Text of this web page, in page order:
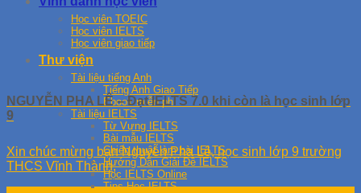
Học viên TOEIC
Học viên IELTS
Học viên giao tiếp
Thư viện
Tài liệu tiếng Anh
Tiếng Anh Giao Tiếp
Ebook miễn phí
Tài liệu IELTS
Từ Vựng IELTS
Bài mẫu IELTS
Chiến thuật làm bài IELTS
Hướng Dẫn Giải Đề IELTS
Học IELTS Online
Tips Học IELTS
NGUYỄN PHA LÊ – Đạt IELTS 7.0 khi còn là học sinh lớp
9
Xin chúc mừng bạn Nguyễn Pha Lê, học sinh lớp 9 trường
THCS Vĩnh Thành,